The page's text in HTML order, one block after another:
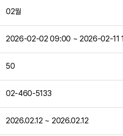
02월
2026-02-02 09:00 ~ 2026-02-11
50
02-460-5133
2026.02.12 ~ 2026.02.12